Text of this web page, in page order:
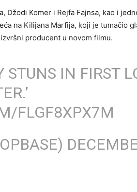
Džodi Komer i Rejfa Fajnsa, kao i
na Kilijana Marfija, koji je tumačio
producent u novom filmu.
IN FIRST
FLGF8XPX7M